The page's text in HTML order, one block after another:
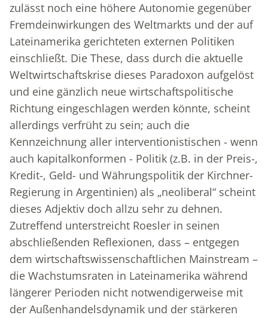
zulässt noch eine höhere Autonomie gegenüber
Fremdeinwirkungen des Weltmarkts und der auf
Lateinamerika gerichteten externen Politiken
einschließt. Die These, dass durch die aktuelle
Weltwirtschaftskrise dieses Paradoxon aufgelöst
und eine gänzlich neue wirtschaftspolitische
Richtung eingeschlagen werden könnte, scheint
allerdings verfrüht zu sein; auch die
Kennzeichnung aller interventionistischen - wenn
auch kapitalkonformen - Politik (z.B. in der Preis-,
Kredit-, Geld- und Währungspolitik der Kirchner-
Regierung in Argentinien) als „neoliberal“ scheint
dieses Adjektiv doch allzu sehr zu dehnen.
Zutreffend unterstreicht Roesler in seinen
abschließenden Reflexionen, dass – entgegen
dem wirtschaftswissenschaftlichen Mainstream –
die Wachstumsraten in Lateinamerika während
längerer Perioden nicht notwendigerweise mit
der Außenhandelsdynamik und der stärkeren